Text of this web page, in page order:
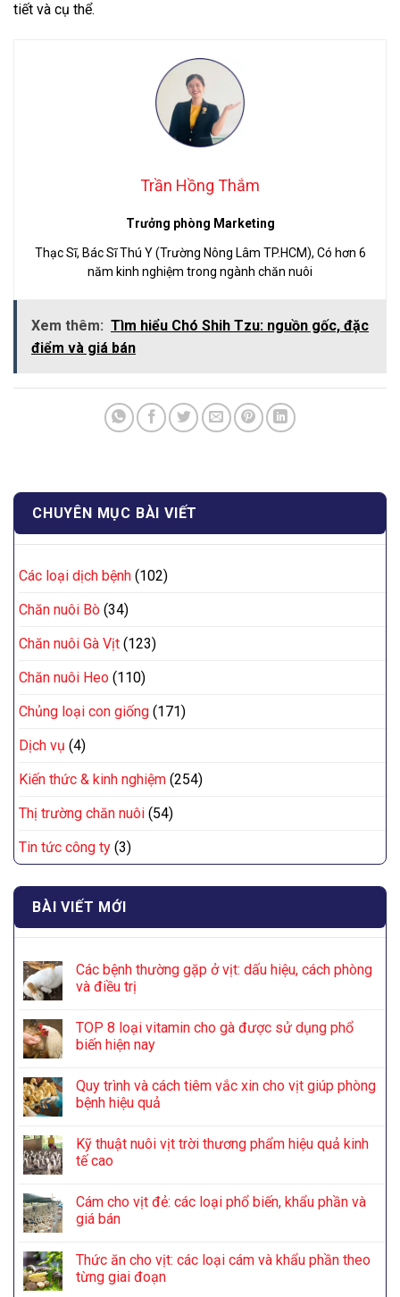
tiết và cụ thể.
Trần Hồng Thắm
Trưởng phòng Marketing
Thạc Sĩ, Bác Sĩ Thú Y (Trường Nông Lâm TP.HCM), Có hơn 6
năm kinh nghiệm trong ngành chăn nuôi
Xem thêm: Tìm hiểu Chó Shih Tzu: nguồn gốc, đặc
điểm và giá bán
CHUYÊN MỤC BÀI VIẾT
Các loại dịch bệnh (102)
Chăn nuôi Bò (34)
Chăn nuôi Gà Vịt (123)
Chăn nuôi Heo (110)
Chủng loại con giống (171)
Dịch vụ (4)
Kiến thức & kinh nghiệm (254)
Thị trường chăn nuôi (54)
Tin tức công ty (3)
BÀI VIẾT MỚI
Các bệnh thường gặp ở vịt: dấu hiệu, cách phòng
và điều trị
TOP 8 loại vitamin cho gà được sử dụng phổ
biến hiện nay
Quy trình và cách tiêm vắc xin cho vịt giúp phòng
bệnh hiệu quả
Kỹ thuật nuôi vịt trời thương phẩm hiệu quả kinh
tế cao
Cám cho vịt đẻ: các loại phổ biến, khẩu phần và
giá bán
Thức ăn cho vịt: các loại cám và khẩu phần theo
từng giai đoạn